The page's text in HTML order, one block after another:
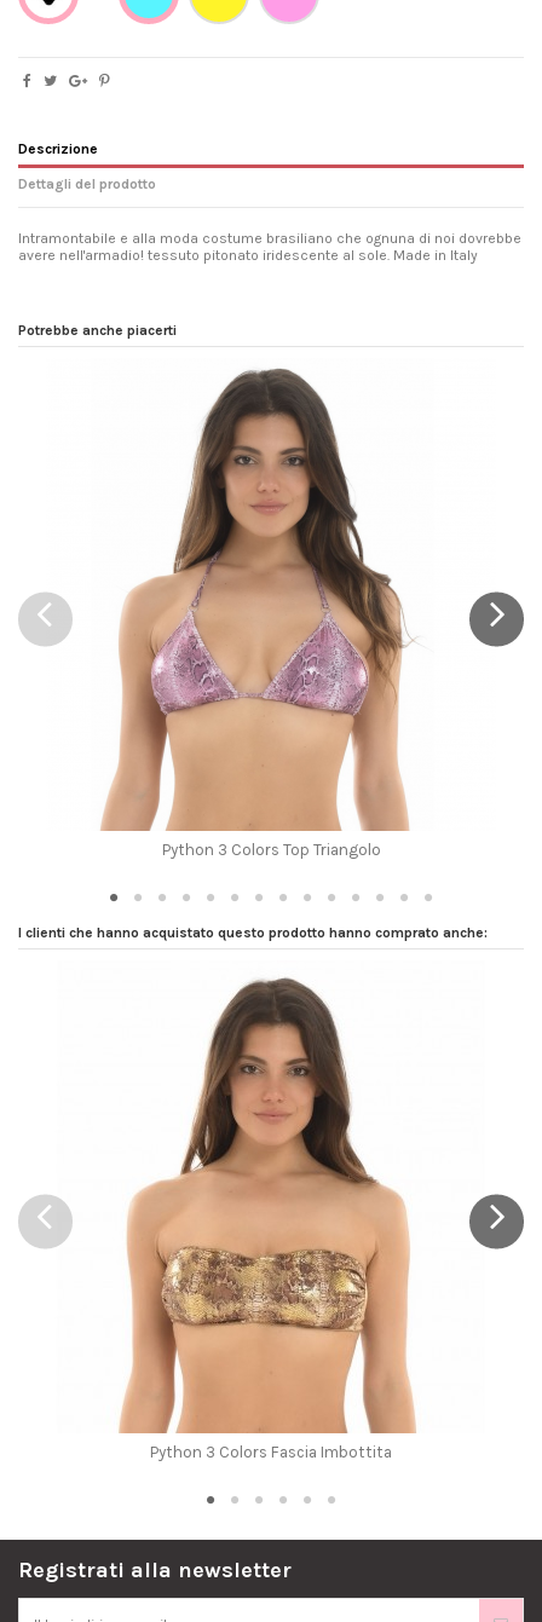
Descrizione
Dettagli del prodotto
Intramontabile e alla moda costume brasiliano che ognuna di noi dovrebbe
avere nell'armadio! tessuto pitonato iridescente al sole. Made in Italy
lascia scoperti i glutei sul genere slip
brasiliano.
80% Poliamide 20% Elastan
Marca
gdpytvenbot17
Potrebbe anche piacerti
Python 3 Colors Top Triangolo
I clienti che hanno acquistato questo prodotto hanno comprato anche:
Python 3 Colors Fascia Imbottita
Registrati alla newsletter